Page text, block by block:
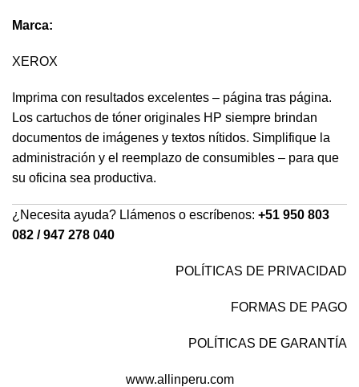
Marca:
XEROX
Imprima con resultados excelentes – página tras página.
Los cartuchos de tóner originales HP siempre brindan
documentos de imágenes y textos nítidos. Simplifique la
administración y el reemplazo de consumibles – para que
su oficina sea productiva.
¿Necesita ayuda? Llámenos o escríbenos: +51 950 803
082 / 947 278 040
POLÍTICAS DE PRIVACIDAD
FORMAS DE PAGO
POLÍTICAS DE GARANTÍA
www.allinperu.com